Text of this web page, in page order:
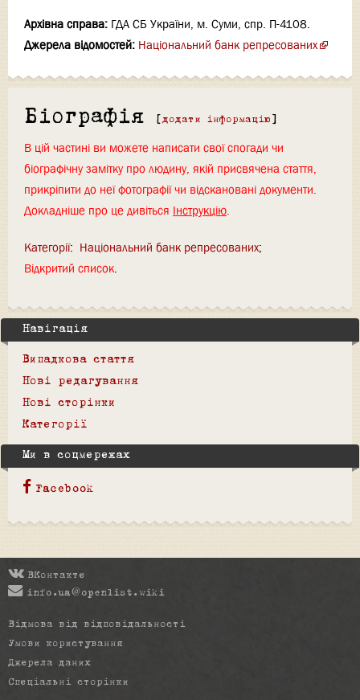
Архівна справа: ГДА СБ України, м. Суми, спр. П-4108.
Джерела відомостей: Національний банк репресованих
Біографія [ додати інформацію ]
В цій частині ви можете написати свої спогади чи
біографічну замітку про людину, якій присвячена стаття,
прикріпити до неї фотографії чи відскановані документи.
Докладніше про це дивіться Інструкцію.
Категорії: Національний банк репресованих
Відкритий список
Навігація
Випадкова стаття
Нові редагування
Нові сторінки
Категорії
Ми в соцмережах
Facebook
ВКонтакте
info.ua@openlist.wiki
Відмова від відповідальності
Умови користування
Джерела даних
Спеціальні сторінки